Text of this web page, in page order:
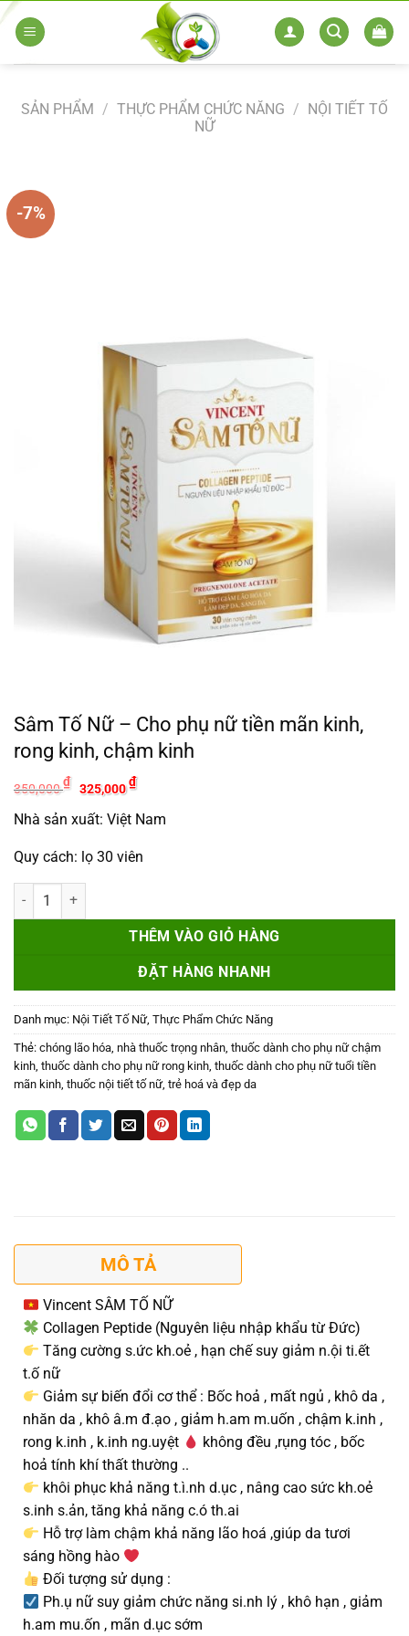
Skip
SẢN PHẨM / THỰC PHẨM CHỨC NĂNG / NỘI TIẾT TỐ
NỮ
-7%
Sâm Tố Nữ – Cho phụ nữ tiền mãn kinh,
rong kinh, chậm kinh
350,000₫
gốc
350,000 ₫.
325,000₫Giá
hiện
là:
Nhà sản xuất: Việt Nam
Quy cách: lọ 30 viên
Sâm Tố Nữ - Cho phụ nữ tiền mãn kinh, rong kinh, chậm kinh số
THÊM VÀO GIỎ HÀNG
ĐẶT HÀNG NHANH
Danh mục: Nội Tiết Tố Nữ, Thực Phẩm Chức Năng
Thẻ: chóng lão hóa, nhà thuốc trọng nhân, thuốc dành cho phụ nữ chậm
kinh, thuốc dành cho phụ nữ rong kinh, thuốc dành cho phụ nữ tuổi tiền
mãn kinh, thuốc nội tiết tố nữ, trẻ hoá và đẹp da
MÔ TẢ
Vincent SÂM TỐ NỮ
Collagen Peptide (Nguyên liệu nhập khẩu từ Đức)
Tăng cường s.ức kh.oẻ , hạn chế suy giảm n.ội ti.ết
t.ố nữ
Giảm sự biến đổi cơ thể : Bốc hoả , mất ngủ , khô da ,
nhăn da , khô â.m đ.ạo , giảm h.am m.uốn , chậm k.inh ,
rong k.inh , k.inh ng.uyệt
không đều ,rụng tóc , bốc
hoả tính khí thất thường ..
khôi phục khả năng t.ì.nh d.ục , nâng cao sức kh.oẻ
s.inh s.ản, tăng khả năng c.ó th.ai
Hỗ trợ làm chậm khả năng lão hoá ,giúp da tươi
sáng hồng hào
Đối tượng sử dụng :
Ph.ụ nữ suy giảm chức năng si.nh lý , khô hạn , giảm
h.am mu.ốn , mãn d.ục sớm